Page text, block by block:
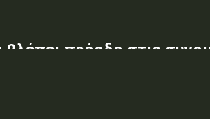
πρόοδο στις